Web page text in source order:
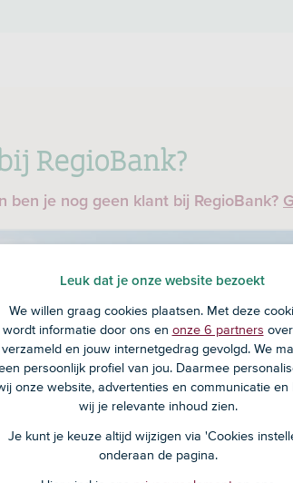
RegioBank?
ben je nog geen klant bij RegioBank?
Verzekeringen
in Krabbendijke
BM
Leuk dat je onze website bezoekt
We willen graag cookies plaatsen. Met deze
wordt informatie door ons en onze 6 partners
verzameld en jouw internetgedrag gevolgd. We
persoonlijk profiel van jou. Daarmee
onze website, advertenties en communicatie en
wij je relevante inhoud zien.
Je kunt je keuze altijd wijzigen via 'Cookies
onderaan de pagina.